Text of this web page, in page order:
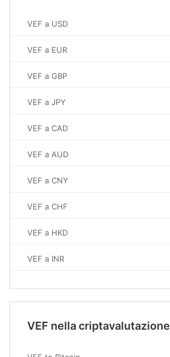
VEF a USD
VEF a EUR
VEF a GBP
VEF a JPY
VEF a CAD
VEF a AUD
VEF a CNY
VEF a CHF
VEF a HKD
VEF a INR
VEF nella criptavalutazione